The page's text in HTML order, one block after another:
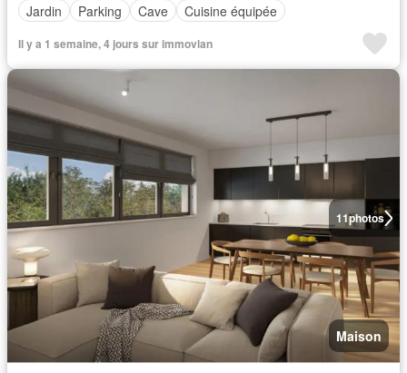
Jardin
Parking Cave Cuisine équipée
Il y a 1 semaine, 4 jours sur immovlan
11photos
Maison